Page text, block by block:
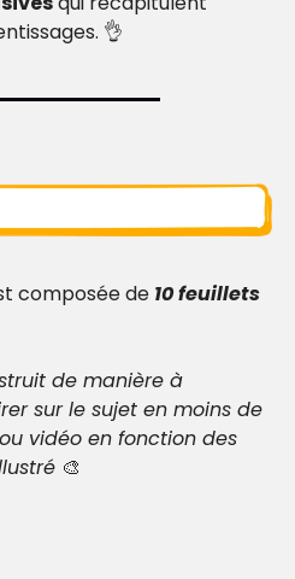
👌
composée de 10 feuillets
de manière à
sur le sujet en moins de
vidéo en fonction des
🎨